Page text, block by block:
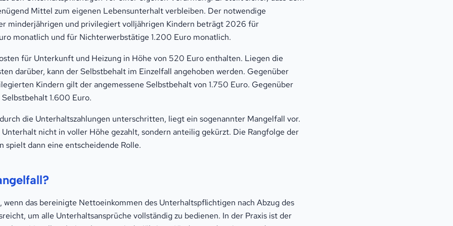
Mittel zum eigenen Lebensunterhalt verbleiben. Der notwendige
minderjährigen und privilegiert volljährigen Kindern beträgt 2026 für
monatlich und für Nichterwerbstätige 1.200 Euro monatlich.
für Unterkunft und Heizung in Höhe von 520 Euro enthalten. Liegen die
darüber, kann der Selbstbehalt im Einzelfall angehoben werden. Gegenüber
Kindern gilt der angemessene Selbstbehalt von 1.750 Euro. Gegenüber
1.600 Euro.
die Unterhaltszahlungen unterschritten, liegt ein sogenannter Mangelfall vor.
nicht in voller Höhe gezahlt, sondern anteilig gekürzt. Die Rangfolge der
spielt dann eine entscheidende Rolle.
das bereinigte Nettoeinkommen des Unterhaltspflichtigen nach Abzug des
um alle Unterhaltsansprüche vollständig zu bedienen. In der Praxis ist der